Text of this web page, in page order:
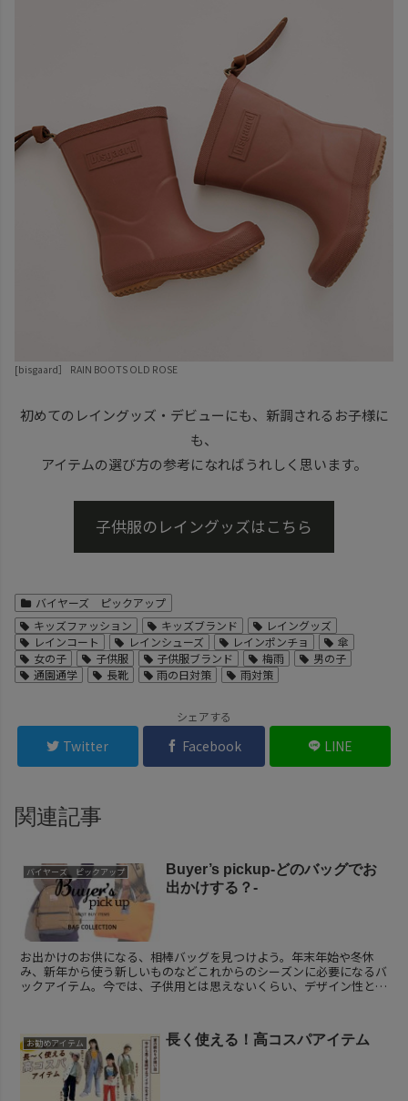
[bisgaard］ RAIN BOOTS OLD ROSE
初めてのレイングッズ・デビューにも、新調されるお子様に
も、
アイテムの選び方の参考になればうれしく思います。
子供服のレイングッズはこちら
バイヤーズ ピックアップ
キッズファッション
キッズブランド
レイングッズ
レインコート
レインシューズ レインポンチョ
傘
女の子
子供服 子供服ブランド 梅雨
男の子
通園通学
長靴 雨の日対策 雨対策
シェアする
Twitter Facebook LINE
関連記事
バイヤーズ ピックアップ
Buyer’s pickup-どのバッグでお
出かけする？-
お出かけのお供になる、相棒バッグを見つけよう。年末年始や冬休
み、新年から使う新しいものなどこれからのシーズンに必要になるバ
ックアイテム。今では、子供用とは思えないくらい、デザイン性と機
お勧めアイテム 長く使える！高コスパアイテム